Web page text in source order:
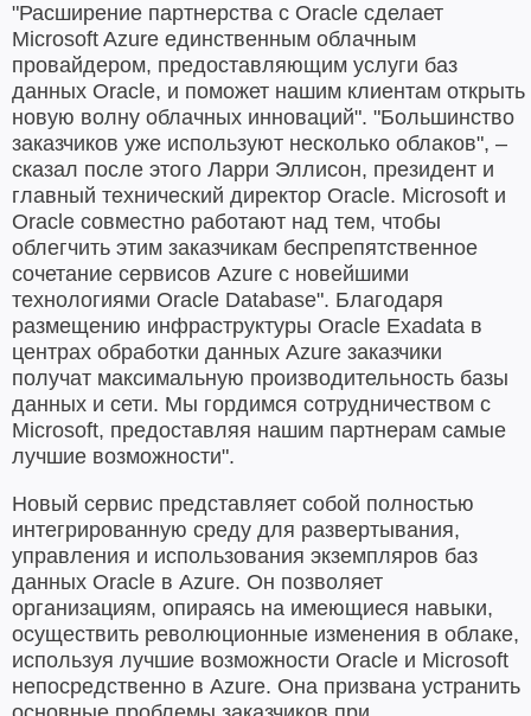
"Расширение партнерства с Oracle сделает
Microsoft Azure единственным облачным
провайдером, предоставляющим услуги баз
данных Oracle, и поможет нашим клиентам открыть
новую волну облачных инноваций". "Большинство
заказчиков уже используют несколько облаков", –
сказал после этого Ларри Эллисон, президент и
главный технический директор Oracle. Microsoft и
Oracle совместно работают над тем, чтобы
облегчить этим заказчикам беспрепятственное
сочетание сервисов Azure с новейшими
технологиями Oracle Database". Благодаря
размещению инфраструктуры Oracle Exadata в
центрах обработки данных Azure заказчики
получат максимальную производительность базы
данных и сети. Мы гордимся сотрудничеством с
Microsoft, предоставляя нашим партнерам самые
лучшие возможности".
Новый сервис представляет собой полностью
интегрированную среду для развертывания,
управления и использования экземпляров баз
данных Oracle в Azure. Он позволяет
организациям, опираясь на имеющиеся навыки,
осуществить революционные изменения в облаке,
используя лучшие возможности Oracle и Microsoft
непосредственно в Azure. Она призвана устранить